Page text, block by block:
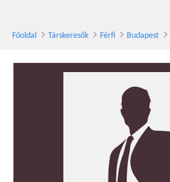
Főoldal Társkeresők Férfi Budapest